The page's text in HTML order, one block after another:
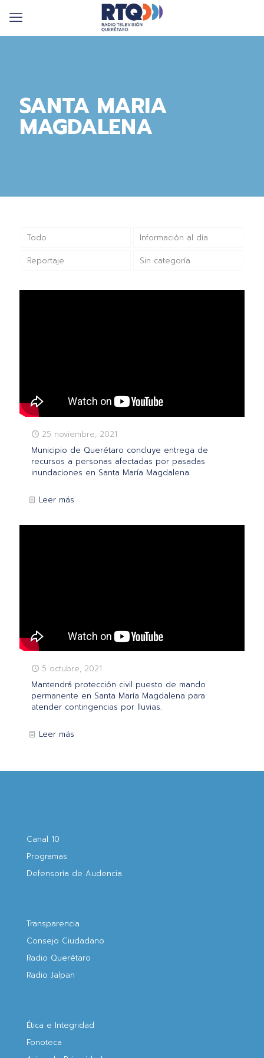
SANTA MARIA
MAGDALENA
Todo Información al día
Reportaje Sin categoría
25 noviembre, 2021
Municipio de Querétaro concluye entrega de
recursos a personas afectadas por pasadas
inundaciones en Santa María Magdalena.
Leer más
5 octubre, 2021
Mantendrá protección civil puesto de mando
permanente en Santa María Magdalena para
atender contingencias por lluvias.
Leer más
Canal 10
Programas
Defensoría de Audencia
Transparencia
Consejo Ciudadano
Radio Querétaro
Radio Jalpan
Ética e Integridad
Fonoteca